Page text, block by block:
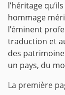
l’héritage
hommage
l’éminent
traduction et
des
un pays, du
La première